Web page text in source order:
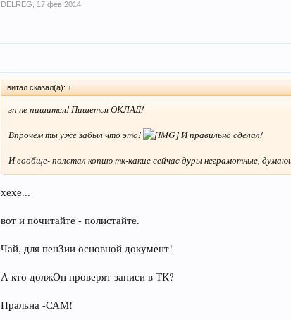
DELREG 17 фев 2014
витал сказал(а): ↑
зп не пишится! Пишется ОКЛАД!
Впрочем ты уже забыл что это!
И правильно сделал!
И вообще- полстал копию тк-какие сейчас дуры неграмотные,
хехе...
вот и почитайте - полистайте.
Чай, для пенЗии основной документ!
А кто должОн проверят записи в ТК?
Пральна -САМ!